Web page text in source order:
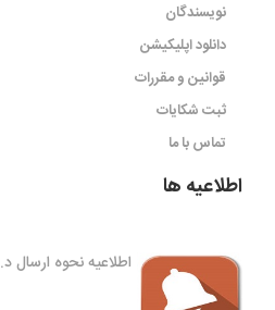
نویسندگان
دانلود اپلیکیشن
قوانین و مقررات
ثبت شکایات
تماس با ما
اطلاعیه ها
اطلاعیه نحوه ارسال